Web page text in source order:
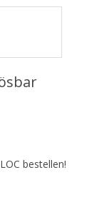
bestellen!